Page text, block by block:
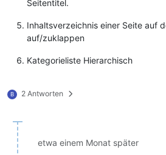
Seitentitel.
Inhaltsverzeichnis einer Seite auf
auf/zuklappen
Kategorieliste Hierarchisch
B 2 Antworten
etwa einem Monat später